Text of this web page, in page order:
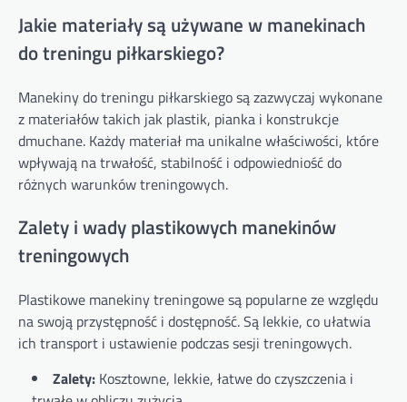
Jakie materiały są używane w manekinach
do treningu piłkarskiego?
Manekiny do treningu piłkarskiego są zazwyczaj wykonane
z materiałów takich jak plastik, pianka i konstrukcje
dmuchane. Każdy materiał ma unikalne właściwości, które
wpływają na trwałość, stabilność i odpowiedniość do
różnych warunków treningowych.
Zalety i wady plastikowych manekinów
treningowych
Plastikowe manekiny treningowe są popularne ze względu
na swoją przystępność i dostępność. Są lekkie, co ułatwia
ich transport i ustawienie podczas sesji treningowych.
Zalety: Kosztowne, lekkie, łatwe do czyszczenia i